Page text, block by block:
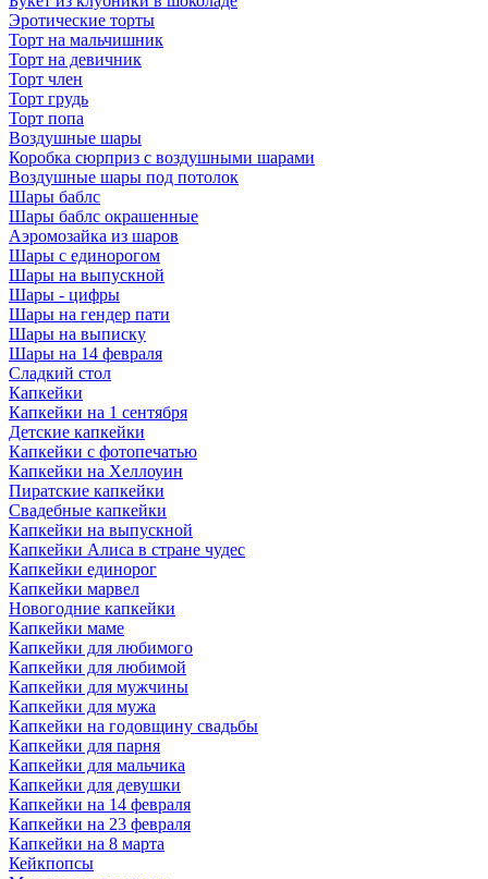
Эротические торты
Торт на мальчишник
Торт на девичник
Торт член
Торт грудь
Торт попа
Воздушные шары
Коробка сюрприз с воздушными шарами
Воздушные шары под потолок
Шары баблс
Шары баблс окрашенные
Аэромозайка из шаров
Шары с единорогом
Шары на выпускной
Шары - цифры
Шары на гендер пати
Шары на выписку
Шары на 14 февраля
Сладкий стол
Капкейки
Капкейки на 1 сентября
Детские капкейки
Капкейки с фотопечатью
Капкейки на Хеллоуин
Пиратские капкейки
Свадебные капкейки
Капкейки на выпускной
Капкейки Алиса в стране чудес
Капкейки единорог
Капкейки марвел
Новогодние капкейки
Капкейки маме
Капкейки для любимого
Капкейки для любимой
Капкейки для мужчины
Капкейки для мужа
Капкейки на годовщину свадьбы
Капкейки для парня
Капкейки для мальчика
Капкейки для девушки
Капкейки на 14 февраля
Капкейки на 23 февраля
Капкейки на 8 марта
Кейкпопсы